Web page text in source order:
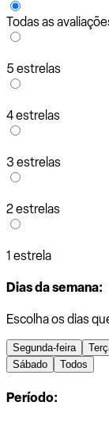
Todas as
5 estrelas
4 estrelas
3 estrelas
2 estrelas
1 estrela
Dias da semana:
Escolha os dias
Segunda-feira
Sábado
Todos
Período: